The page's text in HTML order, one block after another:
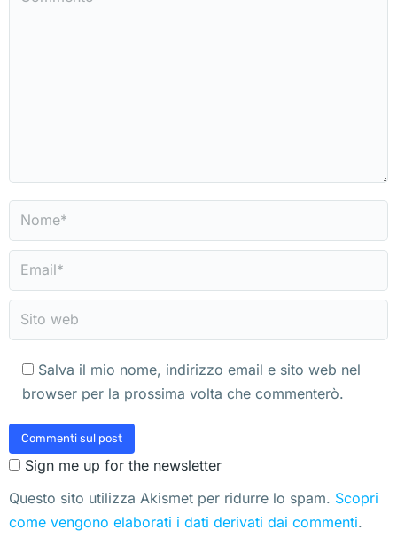
Nome *
Email *
Sito web
Salva il mio nome, indirizzo email e sito web nel
browser per la prossima volta che commenterò.
Commenti sul post
Sign me up for the newsletter
Questo sito utilizza Akismet per ridurre lo spam. Scopri
come vengono elaborati i dati derivati dai commenti.